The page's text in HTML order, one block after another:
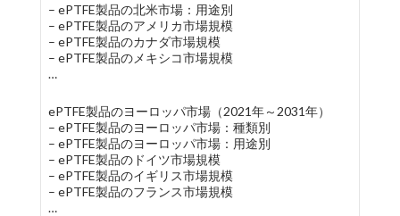
– ePTFE製品の北米市場：用途別
– ePTFE製品のアメリカ市場規模
– ePTFE製品のカナダ市場規模
– ePTFE製品のメキシコ市場規模
…
ePTFE製品のヨーロッパ市場（2021年～2031年）
– ePTFE製品のヨーロッパ市場：種類別
– ePTFE製品のヨーロッパ市場：用途別
– ePTFE製品のドイツ市場規模
– ePTFE製品のイギリス市場規模
– ePTFE製品のフランス市場規模
…